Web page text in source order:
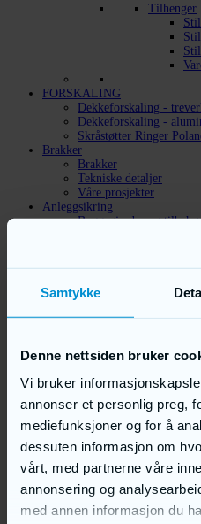
Samtykke
Denne nettsiden bruker
Vi bruker
annonser et personlig preg,
mediefunksjoner og for å
dessuten informasjon om
vårt, med partnerne våre
annonsering og
med annen informasjon du
Tilhenger
FORSKALING
Dekkeforskaling -
Dekkeforskaling -
Skråstøtter Ringer
Brakker
Brakker
Tekniske detaljer
Våre prosjekter
Anleggsikring
Byggegjerder og
Sperregjerder
Fallsikrings utstyr
4-hjuls avfallsbeholdere
Strøkasser / sandkasser
Leie & Leasing
Leasing
Stillas til leie
Brakker til leie
Rullestillas til leie
Artikler
Kontakt oss
Om oss